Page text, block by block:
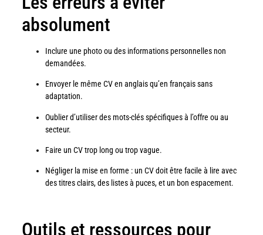
absolument
Inclure une photo ou des informations personnelles non
demandées.
Envoyer le même CV en anglais qu’en français sans
adaptation.
Oublier d’utiliser des mots-clés spécifiques à l’offre ou au
secteur.
Faire un CV trop long ou trop vague.
Négliger la mise en forme : un CV doit être facile à lire avec
des titres clairs, des listes à puces, et un bon espacement.
Outils et ressources pour